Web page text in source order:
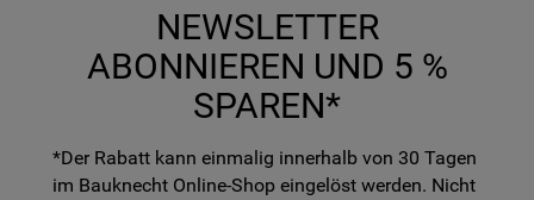
NEWSLETTER
ABONNIEREN UND 5 %
SPAREN*
*Der Rabatt kann einmalig innerhalb von 30 Tagen
im Bauknecht Online-Shop eingelöst werden. Nicht